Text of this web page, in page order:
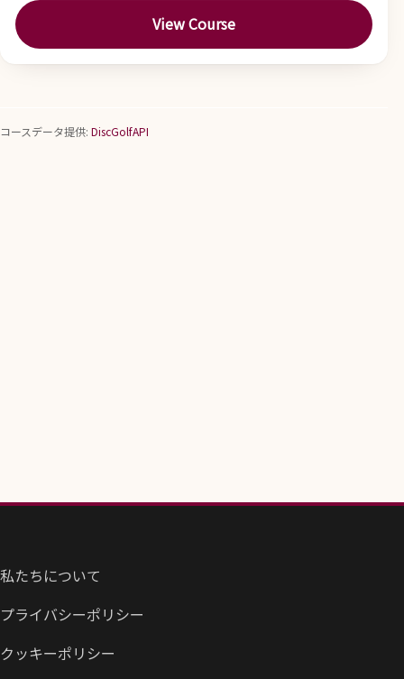
View Course
コースデータ提供: DiscGolfAPI
私たちについて
プライバシーポリシー
クッキーポリシー